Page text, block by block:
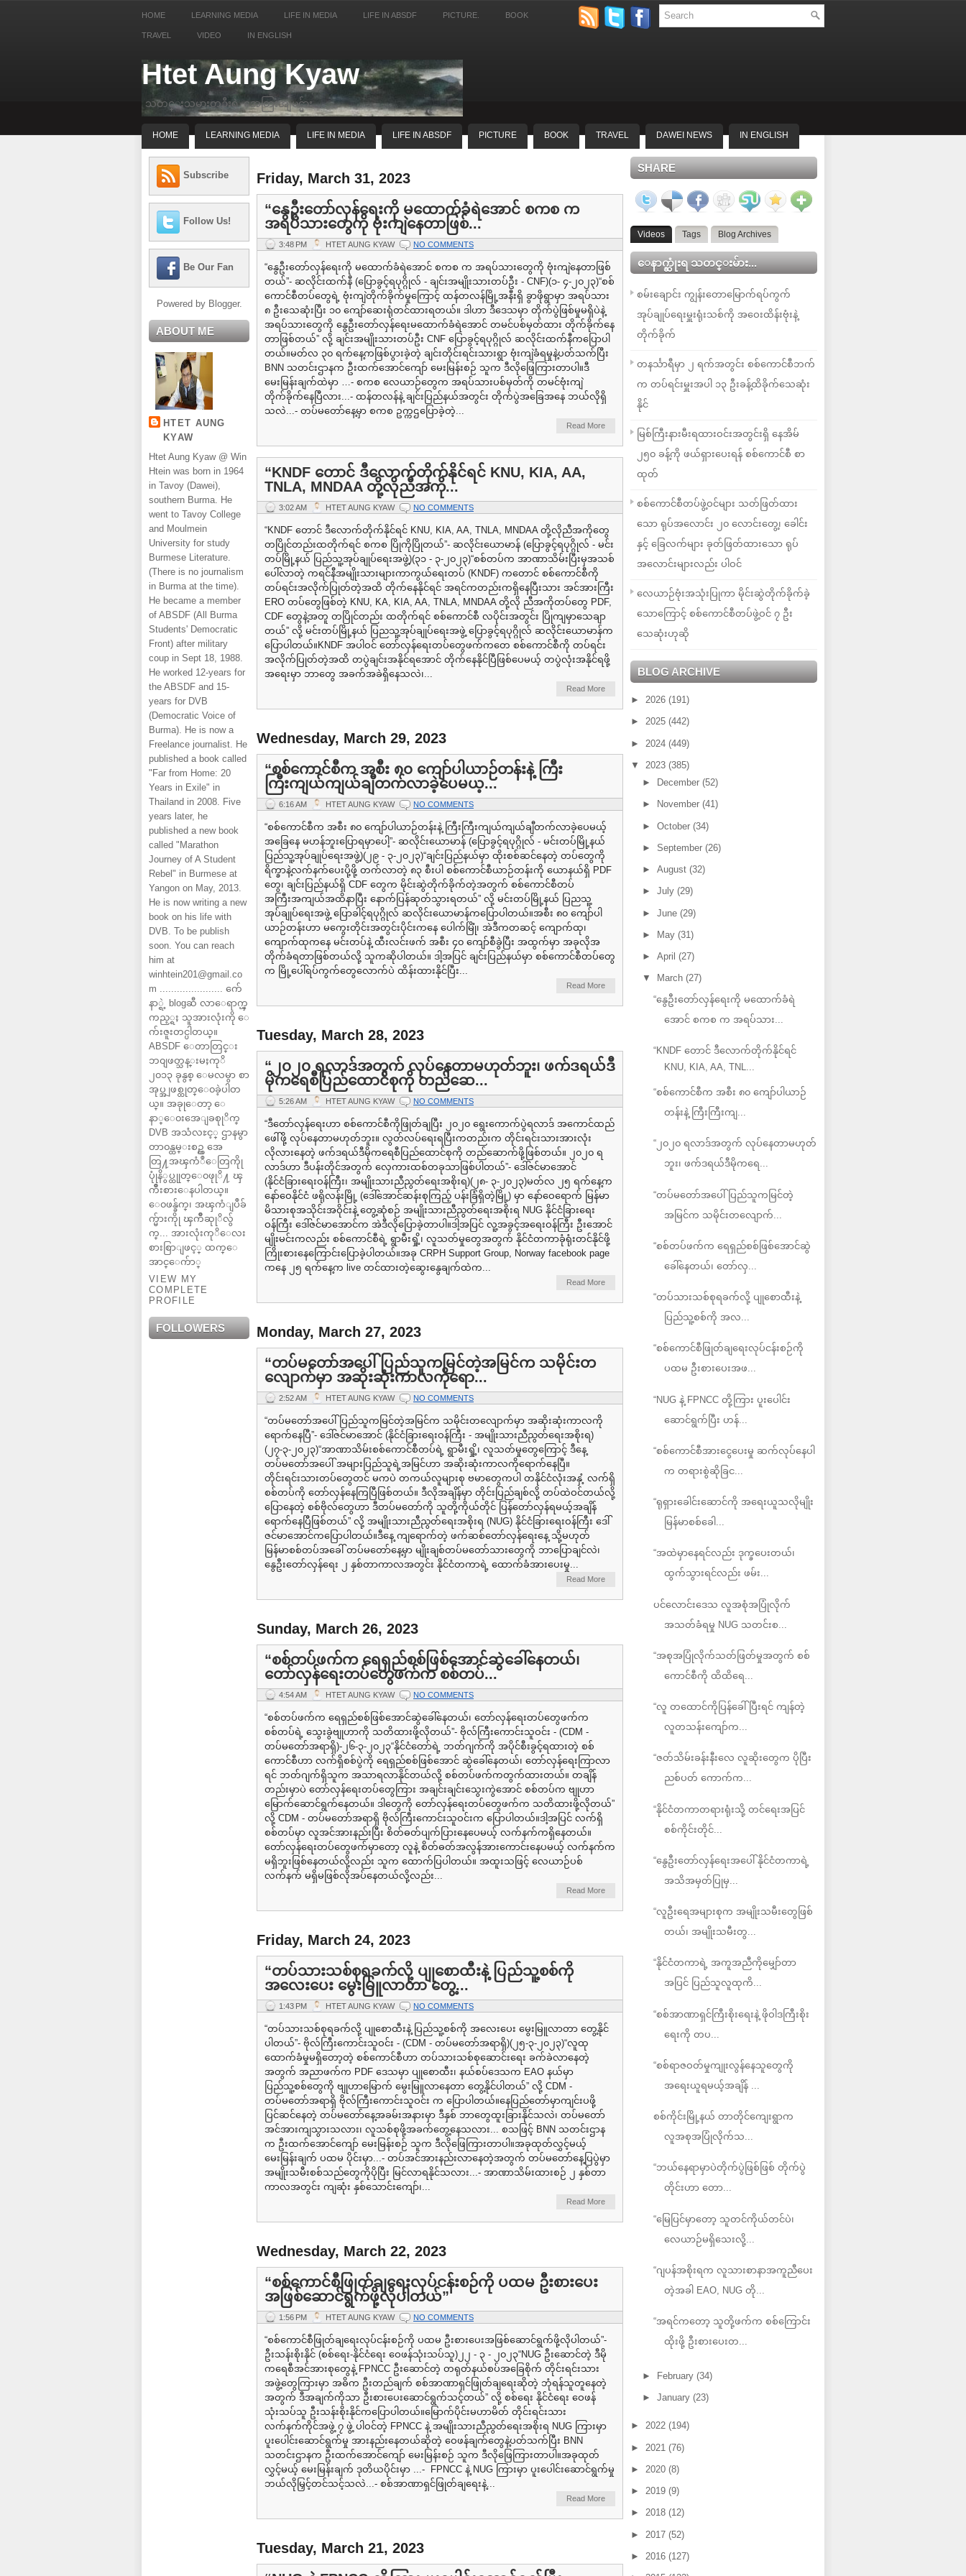
HOME LEARNING MEDIA LIFE IN MEDIA LIFE IN ABSDF PICTURE. BOOK
TRAVEL VIDEO IN ENGLISH
Htet Aung Kyaw
သတင္းသမားတဦးရဲ့ အေတြးအျမင္မ်ား
HOME LEARNING MEDIA LIFE IN MEDIA LIFE IN ABSDF PICTURE BOOK TRAVEL DAWEI NEWS IN ENGLISH
Subscribe
Follow Us!
Be Our Fan
Powered by Blogger.
ABOUT ME
HTET AUNG
KYAW
Htet Aung Kyaw @ Win
Htein was born in 1964
in Tavoy (Dawei),
southern Burma. He
went to Tavoy College
and Moulmein
University for study
Burmese Literature.
(There is no journalism
in Burma at the time).
He became a member
of ABSDF (All Burma
Students' Democratic
Front) after military
coup in Sept 18, 1988.
He worked 12-years for
the ABSDF and 15-
years for DVB
(Democratic Voice of
Burma). He is now a
Freelance journalist. He
published a book called
"Far from Home: 20
Years in Exile" in
Thailand in 2008. Five
years later, he
published a new book
called "Marathon
Journey of A Student
Rebel" in Burmese at
Yangon on May, 2013.
He is now writing a new
book on his life with
DVB. To be publish
soon. You can reach
him at
winhtein201@gmail.co
m ...................... က်ေ
နာ္ရဲ့ blogဆီ လာေရာက္ၾ
ကည့္ရႈ သူအားလုံးကို ေ
က်းဇူးတင္ပါတယ္။
ABSDF ေတာတြင္း
ဘ၀ျဖတ္သန္းမႈကုိ
၂၀၁၃ ခုနွစ္ ေမလမွာ စာ
အုပ္အျဖစ္ထုတ္ေ၀ခဲ့ပါတ
ယ္။ အခုုေတာ့ ေ
နာ္ေ၀းအေျခစုုိက္
DVB အသံလႊင့္ ဌာနမွာ
တာ၀န္ထမ္းစဥ္က အေ
တြ႔အၾကံဳေတြကိုု
ပုုံနိွပ္ထုုတ္ေ၀ဖုုိ႔ ၾ
ကိဳးစားေနပါတယ္။
ေ၀ဖန္ခ်က္၊ အၾကံျပဳခ်
က္မ်ားကိုု ၾကိဳဆုုိလ်ွ
က္... အားလုံးကုိေလး
စားစြာျဖင့္ ထက္ေ
အာင္ေက်ာ္
VIEW MY
COMPLETE
PROFILE
FOLLOWERS
Friday, March 31, 2023
“နွေဦးတော်လှန်ရေးကို မထောက်ခံရဲအောင် စကစ က
အရပ်သားတွေကို ဗုံးကျဲနေတာဖြစ်...
3:48 PM HTET AUNG KYAW NO COMMENTS
“နွေဦးတော်လှန်ရေးကို မထောက်ခံရဲအောင် စကစ က အရပ်သားတွေကို ဗုံးကျဲနေတာဖြစ်
တယ်”- ဆလိုင်းထက်နီ (ပြောခွင့်ရပုဂ္ဂိုလ် - ချင်းအမျိုးသားတပ်ဦး - CNF)(၁- ၄-၂၀၂၃)“စစ်
ကောင်စီတပ်တွေရဲ့ ဗုံးကျဲတိုက်ခိုက်မှုကြောင့် ထန်တလန်မြို့အနီးရှိ ခွာဖိုရွာမှာ အရပ်သား
၈ ဦးသေဆုံးပြီး ၁၀ ကျော်ဆေးရုံတင်ထားရတယ်။ ဒါဟာ ဒီဒေသမှာ တိုက်ပွဲဖြစ်မှုမရှိပဲနဲ့
အရပ်သားတွေကို နွေဦးတော်လှန်ရေးမထောက်ခံရဲအောင် တမင်ပစ်မှတ်ထား တိုက်ခိုက်နေ
တာဖြစ်တယ်” လို့ ချင်းအမျိုးသားတပ်ဦး CNF ပြောခွင့်ရပုဂ္ဂိုလ် ဆလိုင်းထက်နီကပြောပါ
တယ်။မတ်လ ၃၀ ရက်နေ့ကဖြစ်ပွားခဲ့တဲ့ ချင်းတိုင်းရင်းသားရွာ ဗုံးကျဲခံရမှုနဲ့ပတ်သက်ပြီး
BNN သတင်းဌာနက ဦးထက်အောင်ကျော် မေးမြန်းစဉ် သူက ဒီလိုဖြေကြားတာပါ။ဒီ
မေးမြန်းချက်ထဲမှာ …- စကစ လေယာဉ်တွေက အရပ်သားပစ်မှတ်ကို တမင်ဗုံးကျဲ
တိုက်ခိုက်နေပြီလား...- ထန်တလန်နဲ့ ချင်းပြည်နယ်အတွင်း တိုက်ပွဲအခြေအနေ ဘယ်လိုရှိ
သလဲ...- တပ်မတော်နေ့မှာ စကစ ဥက္ကဌပြောခဲ့တဲ့...
Read More
“KNDF တောင် ဒီလောက်တိုက်နိုင်ရင် KNU, KIA, AA,
TNLA, MNDAA တို့လိုညီအကို...
3:02 AM HTET AUNG KYAW NO COMMENTS
“KNDF တောင် ဒီလောက်တိုက်နိုင်ရင် KNU, KIA, AA, TNLA, MNDAA တို့လိုညီအကိုတွေ
တပြိုင်တည်းထတိုက်ရင် စကစ ပြိုကိုပြိုတယ်”- ဆလိုင်းယောမာန် (ပြောခွင့်ရပုဂ္ဂိုလ် - မင်း
တပ်မြို့နယ် ပြည်သူ့အုပ်ချုပ်ရေးအဖွဲ့)(၃၁ - ၃-၂၀၂၃)“စစ်တပ်က အာဏာသိမ်းပြီးမှအသစ်
ပေါ်လာတဲ့ ကရင်နီအမျိုးသားများကာကွယ်ရေးတပ် (KNDF) ကတောင် စစ်ကောင်စီကို
တပ်ရင်းအလိုက်ပြုတ်တဲ့အထိ တိုက်နေနိုင်ရင် အရင်ကတည်းကရှိနေပြီးသား အင်အားကြီး
ERO တပ်တွေဖြစ်တဲ့ KNU, KA, KIA, AA, TNLA, MNDAA တို့လို ညီအကိုတပ်တွေ PDF,
CDF တွေနဲ့အတူ တပြိုင်တည်း ထတိုက်ရင် စစ်ကောင်စီ လပိုင်းအတွင်း ပြိုကျမှာသေချာ
တယ်” လို့ မင်းတပ်မြို့နယ် ပြညသူ့အုပ်ချုပ်ရေးအဖွဲ့ ပြောခွင့်ရပုဂ္ဂိုလ် ဆလိုင်းယောမာန်က
ပြောပါတယ်။KNDF အပါဝင် တော်လှန်ရေးတပ်တွေဖက်ကတေ စစ်ကောင်စီကို တပ်ရင်း
အလိုက်ပြုတ်တဲ့အထိ တပွဲချင်းအနိုင်ရအောင် တိုက်နေနိုင်ပြီဖြစ်ပေမယ့် တပွဲလုံးအနိုင်ရဖို့
အရေးမှာ ဘာတွေ အခက်အခဲရှိနေသလဲ၊...
Read More
Wednesday, March 29, 2023
“စစ်ကောင်စီက အစီး ၈၀ ကျော်ပါယာဉ်တန်းနဲ့ ကြီး
ကြီးကျယ်ကျယ်ချီတက်လာခဲ့ပေမယ့...
6:16 AM HTET AUNG KYAW NO COMMENTS
“စစ်ကောင်စီက အစီး ၈၀ ကျော်ပါယာဉ်တန်းနဲ့ ကြီးကြီးကျယ်ကျယ်ချီတက်လာခဲ့ပေမယ့်
အခြေနေ မဟန်ဘူးပြောရမှာပေါ့”- ဆလိုင်းယောမာန် (ပြောခွင့်ရပုဂ္ဂိုလ် - မင်းတပ်မြို့နယ်
ပြည်သူ့အုပ်ချုပ်ရေးအဖွဲ့)(၂၉ - ၃-၂၀၂၃)“ချင်းပြည်နယ်မှာ ထိုးစစ်ဆင်နေတဲ့ တပ်တွေကို
ရိက္ခာနဲ့လက်နက်ပေးပို့ဖို့ တက်လာတဲ့ ၈၃ စီးပါ စစ်ကောင်စီယာဉ်တန်းကို ယောနယ်ရှိ PDF
တွေ၊ ချင်းပြည်နယ်ရှိ CDF တွေက မိုင်းဆွဲတိုက်ခိုက်တဲ့အတွက် စစ်ကောင်စီတပ်
အကြီးအကျယ်အထိနာပြီး နောက်ပြန်ဆုတ်သွားရတယ်” လို့ မင်းတပ်မြို့နယ် ပြညသူ့
အုပ်ချုပ်ရေးအဖွဲ့ ပြောခါင့်ရပုဂ္ဂိုလ် ဆလိုင်းယောမာန်ကပြောပါတယ်။အစီး ၈၀ ကျော်ပါ
ယာဉ်တန်းဟာ မကွေးတိုင်းအတွင်းပိုင်းကနေ ပေါက်မြိုံ၊ အဲဒီကတဆင့် ကျောက်ထု၊
ကျောက်ထုကနေ မင်းတပ်နဲ့ ထီးလင်းဖက် အစီး ၄၀ ကျော်စီခွဲပြီး အထွက်မှာ အခုလိုအ
တိုက်ခံရတာဖြစ်တယ်လို့ သူကဆိုပါတယ်။ ဒါ့အပြင် ချင်းပြည်နယ်မှာ စစ်ကောင်စီတပ်တွေ
က မြို့ပေါ်ရပ်ကွက်တွေလောက်ပဲ ထိန်းထားနိုင်ပြီး...
Read More
Tuesday, March 28, 2023
“၂၀၂၀ ရလာဒ်အတွက် လုပ်နေတာမဟုတ်ဘူး၊ ဖက်ဒရယ်ဒီ
မိုကရေစီပြည်ထောင်စုကို တည်ဆေ...
5:26 AM HTET AUNG KYAW NO COMMENTS
“ဒီတော်လှန်ရေးဟာ စစ်ကောင်စီကိုဖြုတ်ချပြီး ၂၀၂၀ ရွေးကောက်ပွဲရလာဒ် အကောင်ထည်
ဖေါ်ဖို့ လုပ်နေတာမဟုတ်ဘူး။ လွတ်လပ်ရေးရပြီးကတည်းက တိုင်းရင်းသားအားလုံး
လိုလားနေတဲ့ ဖက်ဒရယ်ဒီမိုကရေစီပြည်ထောင်စုကို တည်ဆောက်ဖို့ဖြစ်တယ်။ ၂၀၂၀ ရ
လာဒ်ဟာ ဒီပန်းတိုင်အတွက် လှေကားထစ်တခုသာဖြစ်ပါတယ်”- ဒေါ်ဇင်မာအောင်
(နိုင်ငံခြားရေးဝန်ကြီး၊ အမျိုးသားညီညွတ်ရေးအစိုးရ)(၂၈- ၃-၂၀၂၃)မတ်လ ၂၅ ရက်နေ့က
နော်ဝေနိုင်ငံ ဖရိုလန်းမြို့ (ဒေါ်အောင်ဆန်းစုကြည့် ပန်းခြံရှိတဲ့မြို့) မှာ နော်ဝေရောက် မြန်မာ
မိသားစုအသိုင်းအဝိုင်းနဲ့ တွေ့ဆုံစဉ် အမျိုးသားညီညွတ်ရေးအစိုးရ NUG နိုင်ငံခြားရေး
ဝန်ကြီး ဒေါ်ဇင်မာအောင်က အဲဒီလိုပြောခဲ့တာပါ။ဒါ့အပြင် လူ့အခွင့်အရေးဝန်ကြီး ဦးအောင်
မျိုးမင်းကလည်း စစ်ကောင်စီရဲ့ ရွာမီးရှို့၊ လူသတ်မှုတွေအတွက် နိုင်ငံတကာခုံရုံးတင်နိုင်ဖို့
ကြိုးစားနေကြောင်းပြောခဲ့ပါတယ်။အခု CRPH Support Group, Norway facebook page
ကနေ ၂၅ ရက်နေ့က live တင်ထားတဲ့ဆွေးနွေချက်ထဲက...
Read More
Monday, March 27, 2023
“တပ်မတော်အပေါ် ပြည်သူကမြင်တဲ့အမြင်က သမိုင်းတ
လျောက်မှာ အဆိုးဆုံးကာလကိုရော...
2:52 AM HTET AUNG KYAW NO COMMENTS
“တပ်မတော်အပေါ် ပြည်သူကမြင်တဲ့အမြင်က သမိုင်းတလျောက်မှာ အဆိုးဆုံးကာလကို
ရောက်နေပြီ”- ဒေါ်ဇင်မာအောင် (နိုင်ငံခြားရေးဝန်ကြီး - အမျိုးသားညီညွတ်ရေးအစိုးရ)
(၂၇-၃-၂၀၂၃)“အာဏာသိမ်းစစ်ကောင်စီတပ်ရဲ့ ရွာမီးရှို့၊ လူသတ်မှုတွေကြောင့် ဒီနေ့
တပ်မတော်အပေါ် အများပြည်သူရဲ့အမြင်ဟာ အဆိုးဆုံးကာလကိုရောက်နေပြီ။
တိုင်းရင်းသားတပ်တွေတင် မကပဲ တကယ်လူများစု ဗမာတွေကပါ တနိုင်ငံလုံးအနှံ့ လက်ရှိ
စစ်တပ်ကို တော်လှန်နေကြပြီဖြစ်တယ်။ ဒီလိုအချိန်မှာ တိုင်းပြည်ချစ်လို့ တပ်ထဲဝင်တယ်လို့
ပြောနေတဲ့ စစ်ဗိုလ်တွေဟာ ဒီတပ်မတော်ကို သူတို့ကိုယ်တိုင် ပြန်တော်လှန်ရမယ့်အချိန်
ရောက်နေပြီဖြစ်တယ်” လို့ အမျိုးသားညီညွတ်ရေးအစိုးရ (NUG) နိုင်ငံခြားရေးဝန်ကြီး ဒေါ်
ဇင်မာအောင်ကပြောပါတယ်။ဒီနေ့ ကျရောက်တဲ့ ဖက်ဆစ်တော်လှန်ရေးနေ့ သို့မဟုတ်
မြန်မာစစ်တပ်အခေါ် တပ်မတော်နေ့မှာ မျိုးချစ်တပ်မတော်သားတွေကို ဘာပြောချင်လဲ၊
နွေဦးတော်လှန်ရေး ၂ နှစ်တာကာလအတွင်း နိုင်ငံတကာရဲ့ ထောက်ခံအားပေးမှု...
Read More
Sunday, March 26, 2023
“စစ်တပ်ဖက်က ရေရှည်စစ်ဖြစ်အောင်ဆွဲခေါ်နေတယ်၊
တော်လှန်ရေးတပ်တွေဖက်က စစ်တပ်...
4:54 AM HTET AUNG KYAW NO COMMENTS
“စစ်တပ်ဖက်က ရေရှည်စစ်ဖြစ်အောင်ဆွဲခေါ်နေတယ်၊ တော်လှန်ရေးတပ်တွေဖက်က
စစ်တပ်ရဲ့ သွေးခွဲဗျုဟာကို သတိထားဖို့လိုတယ်”- ဗိုလ်ကြီးကောင်းသူဝင်း - (CDM -
တပ်မတော်အရာရှိ)-၂၆-၃-၂၀၂၃“နိုင်ငံတော်ရဲ့ ဘတ်ဂျက်ကို အပိုင်စီးခွင့်ရထားတဲ့ စစ်
ကောင်စီဟာ လက်ရှိစစ်ပွဲကို ရေရှည်စစ်ဖြစ်အောင် ဆွဲခေါ်နေတယ်၊ တော်လှန်ရေးကြာလာ
ရင် ဘတ်ဂျက်ရှိသူက အသာရလာနိုင်တယ်လို့ စစ်တပ်ဖက်ကတွက်ထားတယ်။ တချိန်
တည်းမှာပဲ တော်လှန်ရေးတပ်တွေကြား အချင်းချင်းသွေးကွဲအောင် စစ်တပ်က ဗျုဟာ
မြောက်ဆောင်ရွက်နေတယ်။ ဒါတွေကို တော်လှန်ရေးတပ်တွေဖက်က သတိထားဖို့လိုတယ်”
လို့ CDM - တပ်မတော်အရာရှိ ဗိုလ်ကြီးကောင်းသူဝင်းက ပြောပါတယ်။ဒါ့အပြင် လက်ရှိ
စစ်တပ်မှာ လူအင်အားနည်းပြီး စိတ်ဓတ်ပျက်ပြားနေပေမယ့် လက်နက်ကရှိနေတယ်။
တော်လှန်ရေးတပ်တွေဖက်မှာတော့ လူနဲ့ စိတ်ဓတ်အလွန်အားကောင်းနေပမယ့် လက်နက်က
မရှိဘူးဖြစ်နေတယ်လို့လည်း သူက ထောက်ပြပါတယ်။ အထူးသဖြင့် လေယာဉ်ပစ်
လက်နက် မရှိမဖြစ်လိုအပ်နေတယ်လို့လည်း...
Read More
Friday, March 24, 2023
“တပ်သားသစ်စုရခက်လို့ ပျုစောထီးနဲ့ ပြည်သူ့စစ်ကို
အလေးပေး မွေးမြူလာတာ တွေ့...
1:43 PM HTET AUNG KYAW NO COMMENTS
“တပ်သားသစ်စုရခက်လို့ ပျုစောထီးနဲ့ ပြည်သူ့စစ်ကို အလေးပေး မွေးမြူလာတာ တွေ့နိုင်
ပါတယ်”- ဗိုလ်ကြီးကောင်းသူဝင်း - (CDM - တပ်မတော်အရာရှိ)(၂၅-၃-၂၀၂၃)“လူထု
ထောက်ခံမှုမရှိတော့တဲ့ စစ်ကောင်စီဟာ တပ်သားသစ်စုဆောင်းရေး ခက်ခဲလာနေတဲ့
အတွက် အညာဖက်က PDF ဒေသမှာ ပျုစောထီး၊ နယ်စပ်ဒေသက EAO နယ်မှာ
ပြည်သူ့စစ်တွေကို ဗျုဟာမြောက် မွေးမြူလာနေတာ တွေ့နိုင်ပါတယ်” လို့ CDM -
တပ်မတော်အရာရှိ ဗိုလ်ကြီးကောင်းသူဝင်း က ပြောပါတယ်။နေပြည်တော်မှာကျင်းပဖို့
ပြင်ဆင်နေတဲ့ တပ်မတော်နေ့အခမ်းအနားမှာ ဒီနှစ် ဘာတွေထူးခြားနိုင်သလဲ၊ တပ်မတော်
အင်အားကျသွားသလား၊ လူသစ်စုဖို့အခက်တွေ့နေသလား... စသဖြင့် BNN သတင်းဌာန
က ဦးထက်အောင်ကျော် မေးမြန်းစဉ် သူက ဒီလိုဖြေကြားတာပါ။အခုထုတ်လွှင့်မယ့်
မေးမြန်းချက် ပထမ ပိုင်းမှာ...- တပ်အင်အားနည်းလာနေတဲ့အတွက် တပ်မတော်နေ့ပြပွဲမှာ
အမျိုးသမီးစစ်သည်တွေကိုပိုပြီး မြင်လာရနိုင်သလား...- အာဏာသိမ်းထားစဉ် ၂ နှစ်တာ
ကာလအတွင်း ကျဆုံး နှစ်သောင်းကျော်၊...
Read More
Wednesday, March 22, 2023
“စစ်ကောင်စီဖြုတ်ချရေးလုပ်ငန်းစဉ်ကို ပထမ ဦးစားပေး
အဖြစ်ဆောင်ရွက်ဖို့လိုပါတယ်”
1:56 PM HTET AUNG KYAW NO COMMENTS
“စစ်ကောင်စီဖြုတ်ချရေးလုပ်ငန်းစဉ်ကို ပထမ ဦးစားပေးအဖြစ်ဆောင်ရွက်ဖို့လိုပါတယ်”-
ဦးသန်းစိုးနိုင် (စစ်ရေး-နိုင်ငံရေး ဝေဖန်သုံးသပ်သူ)၂၂ - ၃ - ၂၀၂၃“NUG ဦးဆောင်တဲ့ ဒီမို
ကရေစီအင်အားစုတွေနဲ့ FPNCC ဦးဆောင်တဲ့ တရုတ်နယ်စပ်အခြေစိုက် တိုင်းရင်းသား
အဖွဲ့တွေကြားမှာ အဓိက ဦးတည်ချက် စစ်အာဏာရှင်ဖြုတ်ချရေးဆိုတဲ့ ဘုံရန်သူတူနေတဲ့
အတွက် ဒီအချက်ကိုသာ ဦးစားပေးဆောင်ရွက်သင့်တယ်” လို့ စစ်ရေး နိုင်ငံရေး ဝေဖန်
သုံးသပ်သူ ဦးသန်းစိုးနိုင်ကပြောပါတယ်။မြောက်ပိုင်းမဟာမိတ် တိုင်းရင်းသား
လက်နက်ကိုင်အဖွဲ့ ၇ ဖွဲ့ ပါဝင်တဲ့ FPNCC နဲ့ အမျိုးသားညီညွတ်ရေးအစိုးရ NUG ကြားမှာ
ပူးပေါင်းဆောင်ရွက်မှု အားနည်းနေတယ်ဆိုတဲ့ ဝေဖန်ချက်တွေနဲ့ပတ်သက်ပြီး BNN
သတင်းဌာနက ဦးထက်အောင်ကျော် မေးမြန်းစဉ် သူက ဒီလိုဖြေကြားတာပါ။အခုထုတ်
လွှင့်မယ့် မေးမြန်းချက် ဒုတိယပိုင်းမှာ ...- FPNCC နဲ့ NUG ကြားမှာ ပူးပေါင်းဆောင်ရွက်မှု
ဘယ်လိုမြှင့်တင်သင့်သလဲ...- စစ်အာဏာရှင်ဖြုတ်ချရေးနဲ့...
Read More
Tuesday, March 21, 2023
SHARE
Videos Tags Blog Archives
ေနာက္ဆုံးရ သတင္းမ်ား...
စမ်းချောင်း ကျွန်းတောမြောက်ရပ်ကွက်
အုပ်ချုပ်ရေးမှူးရုံးသစ်ကို အဝေးထိန်းဗုံးနဲ့
တိုက်ခိုက်
တနင်္သာရီမှာ ၂ ရက်အတွင်း စစ်ကောင်စီဘက်
က တပ်ရင်းမှူးအပါ ၁၃ ဦးခန့်ထိခိုက်သေဆုံး
နိုင်
မြစ်ကြီးနားမီးရထားဝင်းအတွင်းရှိ နေအိမ်
၂၅၀ ခန့်ကို ဖယ်ရှားပေးရန် စစ်ကောင်စီ စာ
ထုတ်
စစ်ကောင်စီတပ်ဖွဲ့ဝင်များ သတ်ဖြတ်ထား
သော ရုပ်အလောင်း ၂၀ လောင်းတွေ့၊ ခေါင်း
နှင့် ခြေလက်များ ခုတ်ဖြတ်ထားသော ရုပ်
အလောင်းများလည်း ပါဝင်
လေယာဉ်ဗုံးအသုံးပြုကာ မိုင်းဆွဲတိုက်ခိုက်ခဲ့
သောကြောင့် စစ်ကောင်စီတပ်ဖွဲ့ဝင် ၇ ဦး
သေဆုံးဟုဆို
BLOG ARCHIVE
► 2026 (191)
► 2025 (442)
► 2024 (449)
▼ 2023 (385)
►
December (52)
► November (41)
► October (34)
► September (26)
► August (32)
► July (29)
► June (29)
► May (31)
► April (27)
▼ March (27)
“နွေဦးတော်လှန်ရေးကို မထောက်ခံရဲ
အောင် စကစ က အရပ်သား...
“KNDF တောင် ဒီလောက်တိုက်နိုင်ရင်
KNU, KIA, AA, TNL...
“စစ်ကောင်စီက အစီး ၈၀ ကျော်ပါယာဉ်
တန်းနဲ့ ကြီးကြီးကျ...
“၂၀၂၀ ရလာဒ်အတွက် လုပ်နေတာမဟုတ်
ဘူး၊ ဖက်ဒရယ်ဒီမိုကရေ...
“တပ်မတော်အပေါ် ပြည်သူကမြင်တဲ့
အမြင်က သမိုင်းတလျောက်...
“စစ်တပ်ဖက်က ရေရှည်စစ်ဖြစ်အောင်ဆွဲ
ခေါ်နေတယ်၊ တော်လှ...
“တပ်သားသစ်စုရခက်လို့ ပျုစောထီးနဲ့
ပြည်သူ့စစ်ကို အလ...
“စစ်ကောင်စီဖြုတ်ချရေးလုပ်ငန်းစဉ်ကို
ပထမ ဦးစားပေးအဖ...
“NUG နဲ့ FPNCC တို့ကြား ပူးပေါင်း
ဆောင်ရွက်ပြီး ဟန်...
“စစ်ကောင်စီအားငွေပေးမှု ဆက်လုပ်နေပါ
က တရားစွဲဆိုခြင...
“ရုရှားခေါင်းဆောင်ကို အရေးယူသလိုမျိုး
မြန်မာစစ်ခေါ...
“အထဲမှာနေရင်လည်း ဒုက္ခပေးတယ်၊
ထွက်သွားရင်လည်း ဖမ်း...
ပင်လောင်းဒေသ လူအစုံအပြုံလိုက်
အသတ်ခံရမှု NUG သတင်းစ...
“အစုအပြုံလိုက်သတ်ဖြတ်မှုအတွက် စစ်
ကောင်စီကို ထိထိရေ...
“လူ တထောင်ကိုပြန်ခေါ်ပြီးရင် ကျန်တဲ့
လူတသန်းကျော်က...
“ဇတ်သိမ်းခန်းနီးလေ လူဆိုးတွေက ပိုပြီး
ညစ်ပတ် ကောက်က...
“နိုင်ငံတကာတရားရုံးသို့ တင်ရေးအပြင်
စစ်ကိုင်းတိုင်...
“နွေဦးတော်လှန်ရေးအပေါ် နိုင်ငံတကာရဲ့
အသိအမှတ်ပြုမှ...
“လူဦးရေအများစုက အမျိုးသမီးတွေဖြစ်
တယ်၊ အမျိုးသမီးတွ...
“နိုင်ငံတကာရဲ့ အကူအညီကိုမျှော်တာ
အပြင် ပြည်သူလူထုကိ...
“စစ်အာဏာရှင်ကြီးစိုးရေးနဲ့ ဖိုဝါဒကြီးစိုး
ရေးကို တပ...
“စစ်ရာဇဝတ်မှုကျုးလွန်နေသူတွေကို
အရေးယူရမယ့်အချိန် ...
စစ်ကိုင်းမြို့နယ် တာတိုင်ကျေးရွာက
လူအစုအပြုံလိုက်သ...
“ဘယ်နေရာမှာပဲတိုက်ပွဲဖြစ်ဖြစ် တိုက်ပွဲ
တိုင်းဟာ တော...
“မြေပြင်မှာတော့ သူတင်ကိုယ်တင်ပဲ၊
လေယာဉ်မရှိသေးလို့...
“ဂျပန်အစိုးရက လူသားစာနာအကူညီပေး
တဲ့အခါ EAO, NUG တို...
“အရင်ကတော့ သူတို့ဖက်က စစ်ကြောင်း
ထိုးဖို့ ဦးစားပေးတ...
► February (34)
► January (23)
► 2022 (194)
► 2021 (76)
► 2020 (8)
► 2019 (9)
► 2018 (12)
► 2017 (52)
► 2016 (127)